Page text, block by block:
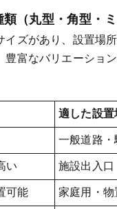
（丸型・角型・
ズがあり、設置場
富なバリエーション
適した設
一般道路
い
施設出入
可能
家庭用・物